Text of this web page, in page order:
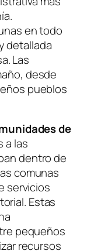
en todo
detallada
Las
desde
pueblos
de
a las
dentro de
comunas
servicios
Estas
pequeños
recursos